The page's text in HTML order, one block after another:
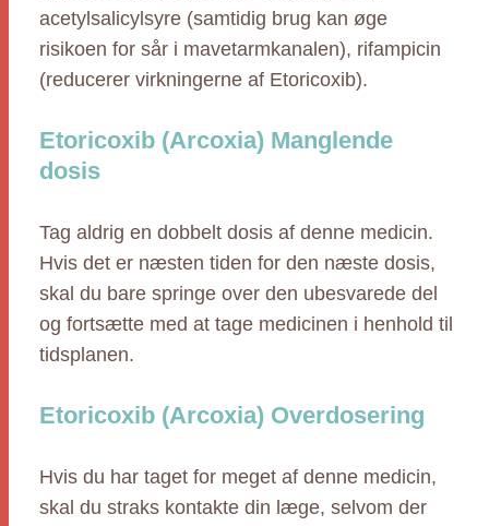
acetylsalicylsyre (samtidig brug kan øge
risikoen for sår i mavetarmkanalen), rifampicin
(reducerer virkningerne af Etoricoxib).
Etoricoxib (Arcoxia) Manglende
dosis
Tag aldrig en dobbelt dosis af denne medicin.
Hvis det er næsten tiden for den næste dosis,
skal du bare springe over den ubesvarede del
og fortsætte med at tage medicinen i henhold til
tidsplanen.
Etoricoxib (Arcoxia) Overdosering
Hvis du har taget for meget af denne medicin,
skal du straks kontakte din læge, selvom der